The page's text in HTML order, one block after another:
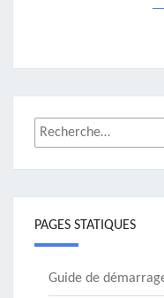
Rechercher :
PAGES STATIQUES
Guide de